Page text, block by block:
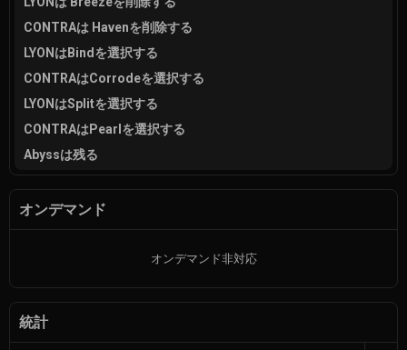
CONTRAは Havenを削除する
LYONはBindを選択する
CONTRAはCorrodeを選択する
LYONはSplitを選択する
CONTRAはPearlを選択する
Abyssは残る
オンデマンド
オンデマンド非対応
統計